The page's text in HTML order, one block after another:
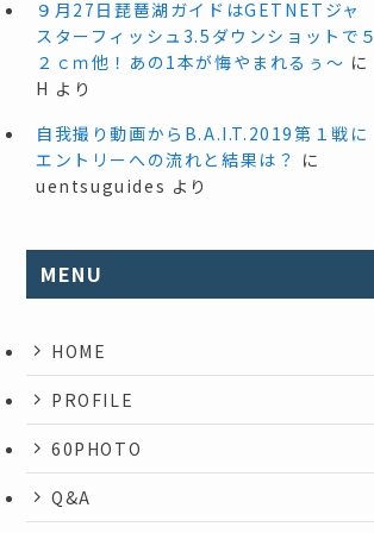
９月27日琵琶湖ガイドはGETNETジャ
スターフィッシュ3.5ダウンショットで５
２ｃｍ他！あの1本が悔やまれるぅ～ に
H より
自我撮り動画からB.A.I.T.2019第１戦に
エントリーへの流れと結果は？ に
uentsuguides より
MENU
HOME
PROFILE
60PHOTO
Q&A